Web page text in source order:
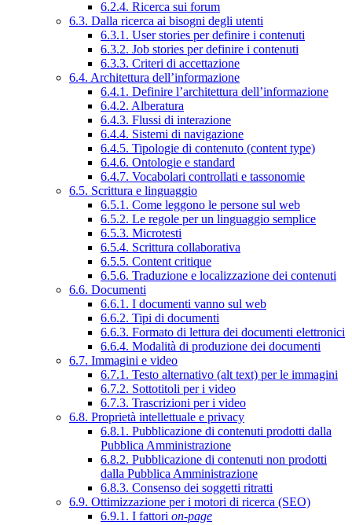
6.2.4. Ricerca sui forum
6.3. Dalla ricerca ai bisogni degli utenti
6.3.1. User stories per definire i contenuti
6.3.2. Job stories per definire i contenuti
6.3.3. Criteri di accettazione
6.4. Architettura dell’informazione
6.4.1. Definire l’architettura dell’informazione
6.4.2. Alberatura
6.4.3. Flussi di interazione
6.4.4. Sistemi di navigazione
6.4.5. Tipologie di contenuto (content type)
6.4.6. Ontologie e standard
6.4.7. Vocabolari controllati e tassonomie
6.5. Scrittura e linguaggio
6.5.1. Come leggono le persone sul web
6.5.2. Le regole per un linguaggio semplice
6.5.3. Microtesti
6.5.4. Scrittura collaborativa
6.5.5. Content critique
6.5.6. Traduzione e localizzazione dei contenuti
6.6. Documenti
6.6.1. I documenti vanno sul web
6.6.2. Tipi di documenti
6.6.3. Formato di lettura dei documenti elettronici
6.6.4. Modalità di produzione dei documenti
6.7. Immagini e video
6.7.1. Testo alternativo (alt text) per le immagini
6.7.2. Sottotitoli per i video
6.7.3. Trascrizioni per i video
6.8. Proprietà intellettuale e privacy
6.8.1. Pubblicazione di contenuti prodotti dalla
Pubblica Amministrazione
6.8.2. Pubblicazione di contenuti non prodotti
dalla Pubblica Amministrazione
6.8.3. Consenso dei soggetti ritratti
6.9. Ottimizzazione per i motori di ricerca (SEO)
6.9.1. I fattori on-page